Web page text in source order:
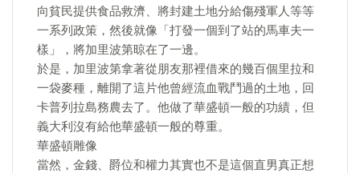
向貧民提供食品救濟、將封建土地分給傷殘軍人等等
一系列政策，然後就像「打發一個到了站的馬車夫一
樣」，將加里波第晾在了一邊。
於是，加里波第拿著從朋友那裡借來的幾百個里拉和
一袋麥種，離開了這片他曾經流血戰鬥過的土地，回
卡普列拉島務農去了。他做了華盛頓一般的功績，但
義大利沒有給他華盛頓一般的尊重。
華盛頓雕像
當然，金錢、爵位和權力其實也不是這個直男真正想